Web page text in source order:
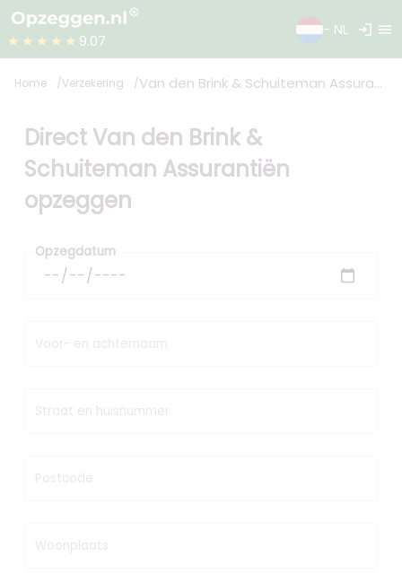
★★★★★ 9.07
- NL login menu
Home Verzekering Van den Brink & Schuiteman Assurantiën
Direct Van den Brink &
Schuiteman Assurantiën
opzeggen
Opzegdatum
Voor- en achternaam
Straat en huisnummer
Postcode
Woonplaats